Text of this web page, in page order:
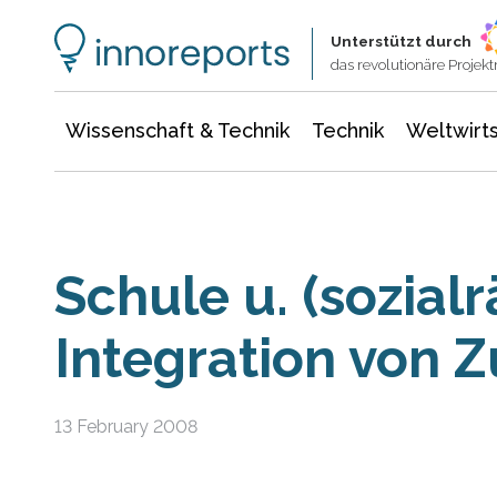
Unterstützt durch
das revolutionäre
Wissenschaft & Technik Technik
Schule u.
Integration von
13 February 2008